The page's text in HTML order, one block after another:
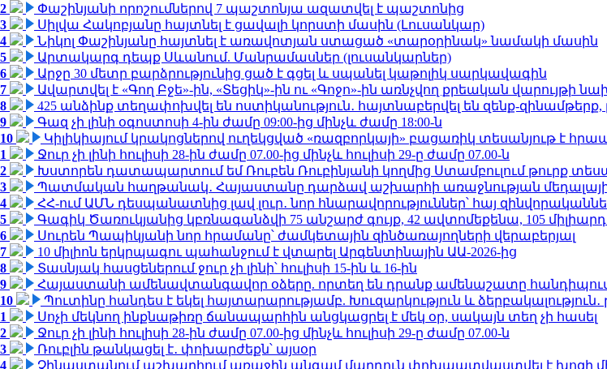
2
Փաշինյանի որոշումներով 7 պաշտոնյա ազատվել է պաշտոնից
3
Սիլվա Հակոբյանը հայտնել է ցավալի կորստի մասին (Լուսանկար)
4
Նիկոլ Փաշինյանը հայտնել է առավոտյան ստացած «տարօրինակ» նամակի մասին
5
Արտակարգ դեպք Սևանում. Մանրամասներ (լուսանկարներ)
6
Արջը 30 մետր բարձրությունից ցած է գցել և սպանել կաթոլիկ սարկավագին
7
Ավարտվել է «Գող Բջե»-ին, «Տեցիկ»-ին ու «Գոջո»-ին առնչվող քրեական վարույթի
8
425 անձինք տեղափոխվել են ոստիկանություն․ հայտնաբերվել են զենք-
9
Գազ չի լինի օգոստոսի 4-ին ժամը 09:00-ից մինչև ժամը 18:00-ն
10
Կիլիկիայում կրակոցներով ուղեկցված «ռազբորկայի» բացառիկ տեսանյութ է
1
Ջուր չի լինի հուլիսի 28-ին ժամը 07.00-ից մինչև հուլիսի 29-ը ժամը 07.00-ն
2
Խստորեն դատապարտում եմ Ռուբեն Ռուբինյանի կողմից Ստամբուլում թուրք
3
Պատմական հաղթանակ․ Հայաստանը դարձավ աշխարհի առաջնության
4
ՀՀ-ում ԱՄՆ դեսպանատնից լավ լուր․ նոր հնարավորություններ՝ հայ
5
Գագիկ Ծառուկյանից կբռնագանձվի 75 անշարժ գույք, 42 ավտոմեքենա, 105 միլիարդ
6
Սուրեն Պապիկյանի նոր հրամանը՝ ժամկետային զինծառայողների վերաբերյալ
7
10 միլիոն երկրպագու պահանջում է վտարել Արգենտինային ԱԱ-2026-ից
8
Տասնյակ հասցեներում ջուր չի լինի՝ հուլիսի 15-ին և 16-ին
9
Հայաստանի ամենավտանգավոր օձերը. որտեղ են դրանք ամենաշատը
10
Պուտինը հանդես է եկել հայտարարությամբ. Խուզարկություն և
1
Սոչի մեկնող ինքնաթիռը ճանապարհին անցկացրել է մեկ օր, սակայն տեղ չի հասել
2
Ջուր չի լինի հուլիսի 28-ին ժամը 07.00-ից մինչև հուլիսի 29-ը ժամը 07.00-ն
3
Ռուբլին թանկացել է․ փոխարժեքն՝ այսօր
4
Չինաստանում աշխարհում առաջին անգամ մարդուն փոխպատվաստվել է խոզի